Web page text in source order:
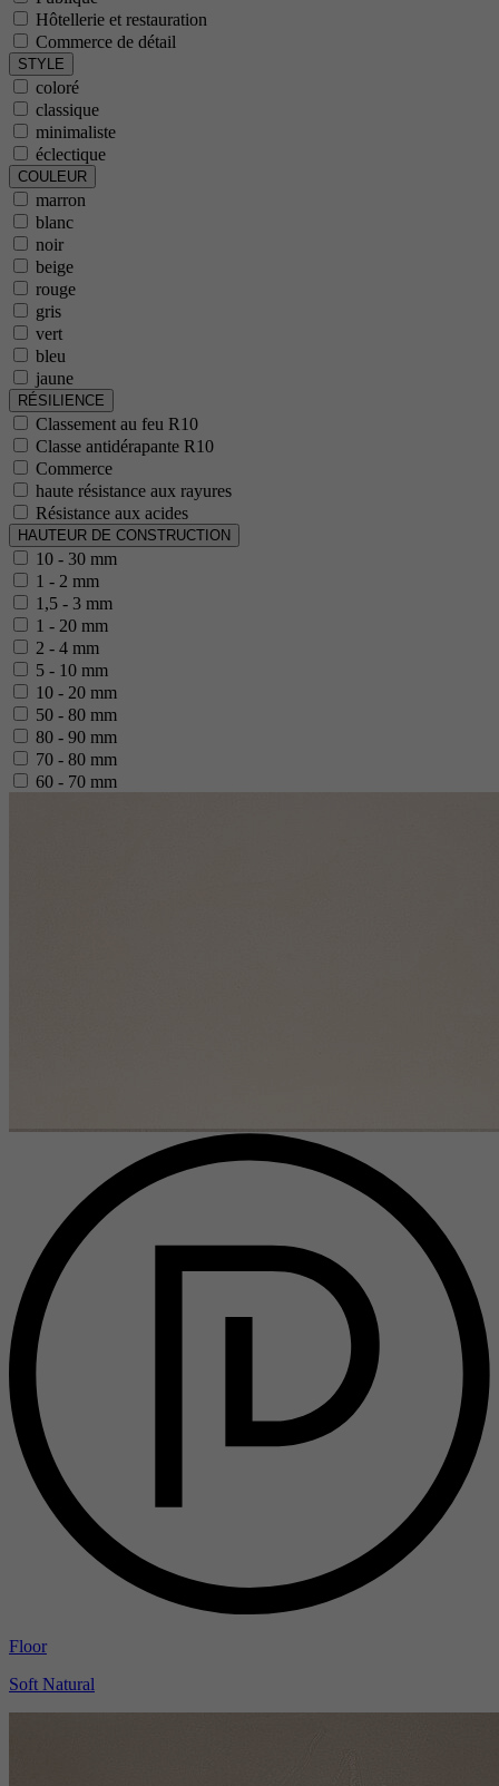
Hôtellerie et restauration
Commerce de détail
STYLE
coloré
classique
minimaliste
éclectique
COULEUR
marron
blanc
noir
beige
rouge
gris
vert
bleu
jaune
RÉSILIENCE
Classement au feu R10
Classe antidérapante R10
Commerce
haute résistance aux rayures
Résistance aux acides
HAUTEUR DE CONSTRUCTION
10 - 30 mm
1 - 2 mm
1,5 - 3 mm
1 - 20 mm
2 - 4 mm
5 - 10 mm
10 - 20 mm
50 - 80 mm
80 - 90 mm
70 - 80 mm
60 - 70 mm
Floor
Soft Natural